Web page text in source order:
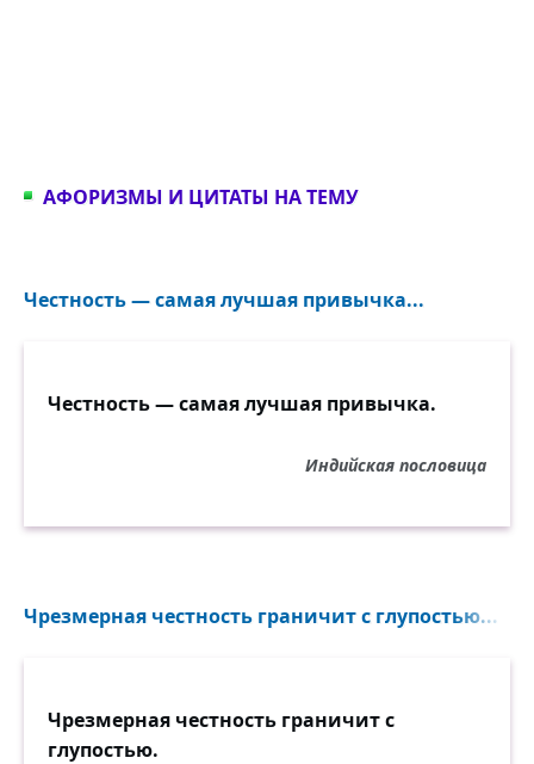
АФОРИЗМЫ И ЦИТАТЫ НА ТЕМУ
Честность — самая лучшая привычка...
Честность — самая лучшая привычка.
Индийская пословица
Чрезмерная честность граничит с глупостью...
Чрезмерная честность граничит с
глупостью.